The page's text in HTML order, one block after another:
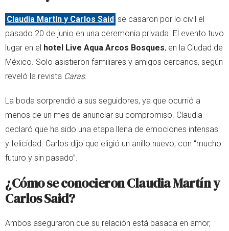
Claudia Martín y Carlos Said se casaron por lo civil el
pasado 20 de junio en una ceremonia privada. El evento tuvo
lugar en el hotel Live Aqua Arcos Bosques, en la Ciudad de
México. Solo asistieron familiares y amigos cercanos, según
reveló la revista Caras.
La boda sorprendió a sus seguidores, ya que ocurrió a
menos de un mes de anunciar su compromiso. Claudia
declaró que ha sido una etapa llena de emociones intensas
y felicidad. Carlos dijo que eligió un anillo nuevo, con “mucho
futuro y sin pasado”.
¿Cómo se conocieron Claudia Martín y
Carlos Said?
Ambos aseguraron que su relación está basada en amor,